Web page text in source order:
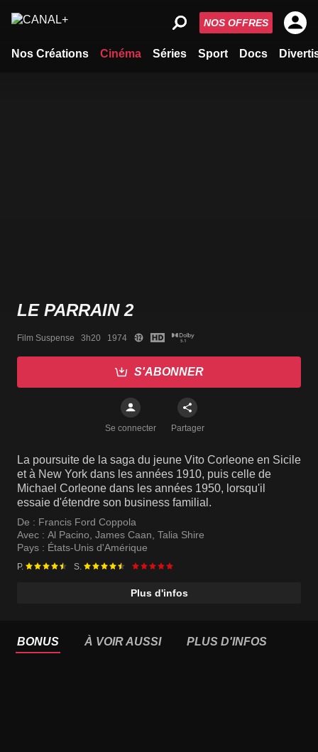
Nos Créations Cinéma Séries Sport Docs
NOS OFFRES
LE PARRAIN 2
Film Suspense   3h20   1974
S'ABONNER
Se connecter Partager
La poursuite de la saga du jeune Vito Corleone en Sicile
et à New York dans les années 1910, puis celle de
Michael Corleone dans les années 1950, lorsqu'il
essaie d'étendre son business familial.
De : Francis Ford Coppola
Avec : Al Pacino James Caan Talia Shire
Pays : États-Unis d'Amérique
P. S.
Plus d'infos
BONUS À VOIR AUSSI PLUS D'INFOS